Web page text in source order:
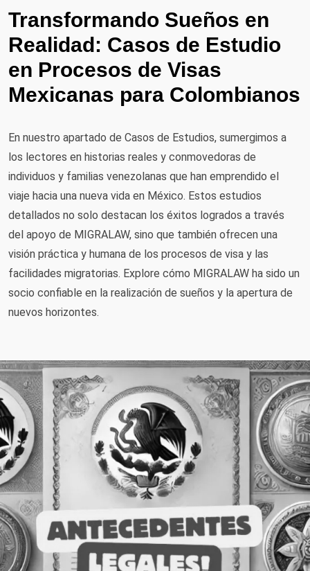
Transformando Sueños en
Realidad: Casos de Estudio
en Procesos de Visas
Mexicanas para Colombianos
En nuestro apartado de Casos de Estudios, sumergimos a
los lectores en historias reales y conmovedoras de
individuos y familias venezolanas que han emprendido el
viaje hacia una nueva vida en México. Estos estudios
detallados no solo destacan los éxitos logrados a través
del apoyo de MIGRALAW, sino que también ofrecen una
visión práctica y humana de los procesos de visa y las
facilidades migratorias. Explore cómo MIGRALAW ha sido un
socio confiable en la realización de sueños y la apertura de
nuevos horizontes.